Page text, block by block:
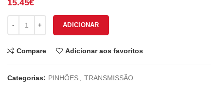
15.45€
ADICIONAR
Compare Adicionar aos favoritos
Categorias: PINHÕES TRANSMISSÃO